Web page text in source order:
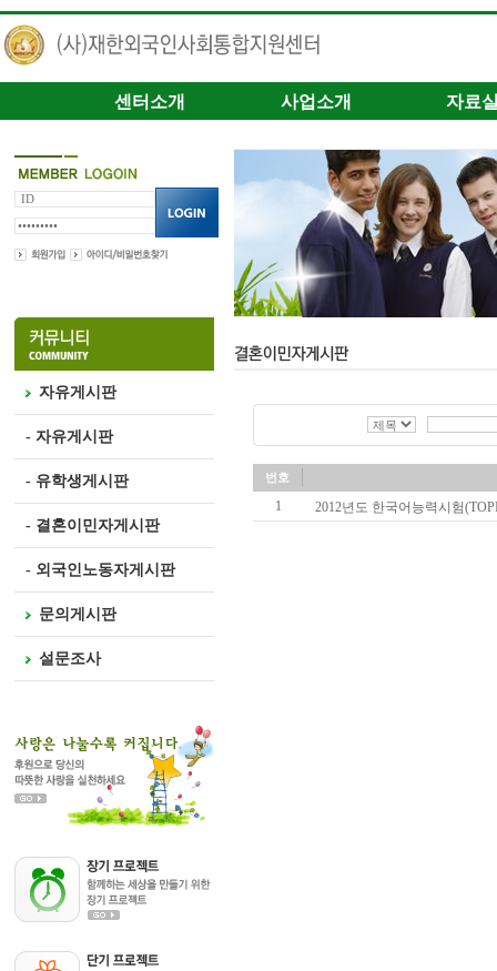
센터소개 사업소개 자료
자유게시판
- 자유게시판
- 유학생게시판
- 결혼이민자게시판
- 외국인노동자게시판
문의게시판
설문조사
번호
1 2012년도 한국어능력시험